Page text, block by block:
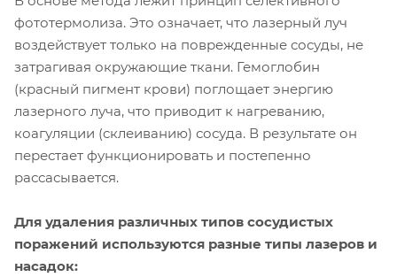
фототермолиза. Это означает, что лазерный луч
воздействует только на поврежденные сосуды, не
затрагивая окружающие ткани. Гемоглобин
(красный пигмент крови) поглощает энергию
лазерного луча, что приводит к нагреванию,
коагуляции (склеиванию) сосуда. В результате он
перестает функционировать и постепенно
рассасывается.
Для удаления различных типов сосудистых
поражений используются разные типы лазеров и
насадок: